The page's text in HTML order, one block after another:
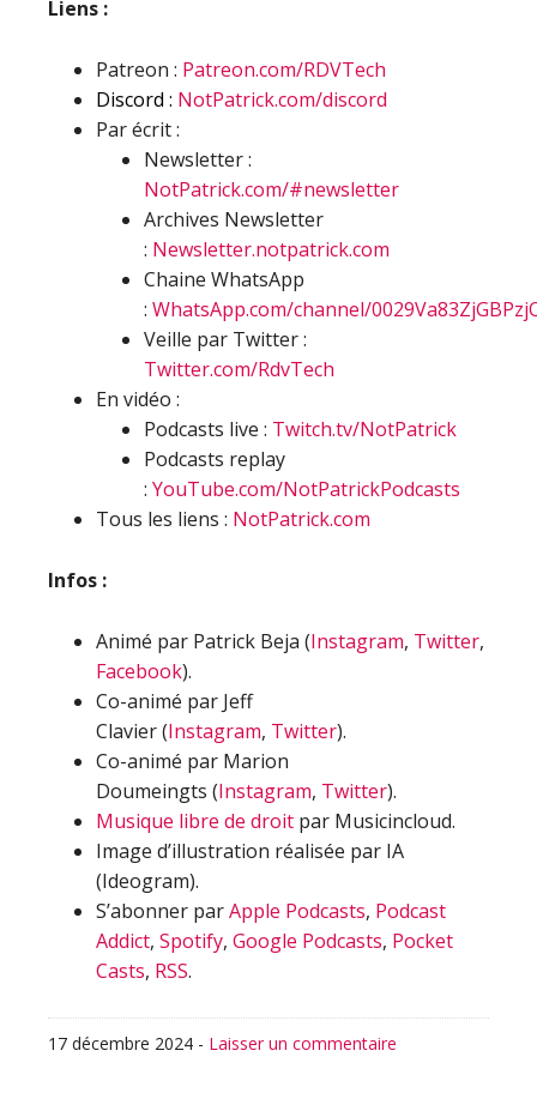
Liens :
Patreon : Patreon.com/RDVTech
Discord : NotPatrick.com/discord
Par écrit :
Newsletter :
NotPatrick.com/#newsletter
Archives Newsletter
: Newsletter.notpatrick.com
Chaine WhatsApp
: WhatsApp.com/channel/
Veille par Twitter :
Twitter.com/RdvTech
En vidéo :
Podcasts live : Twitch.tv/NotPatrick
Podcasts replay
: YouTube.com/NotPatrickPodcasts
Tous les liens : NotPatrick.com
Infos :
Animé par Patrick Beja (Instagram, Twitter,
Facebook).
Co-animé par Jeff
Clavier (Instagram, Twitter).
Co-animé par Marion
Doumeingts (Instagram, Twitter).
Musique libre de droit par Musicincloud.
Image d’illustration réalisée par IA
(Ideogram).
S’abonner parApple Podcasts, Podcast
Addict, Spotify, Google Podcasts, Pocket
Casts, RSS.
17 décembre 2024 - Laisser un commentaire